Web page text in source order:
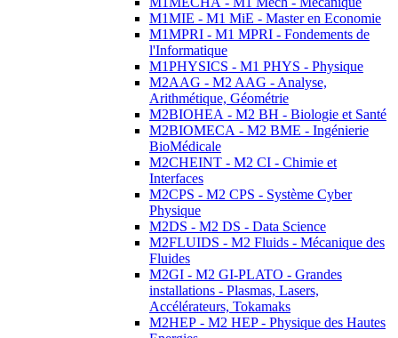
M1MIE - M1 MiE - Master en Economie
M1MPRI - M1 MPRI - Fondements de
l'Informatique
M1PHYSICS - M1 PHYS - Physique
M2AAG - M2 AAG - Analyse,
Arithmétique, Géométrie
M2BIOHEA - M2 BH - Biologie et Santé
M2BIOMECA - M2 BME - Ingénierie
BioMédicale
M2CHEINT - M2 CI - Chimie et
Interfaces
M2CPS - M2 CPS - Système Cyber
Physique
M2DS - M2 DS - Data Science
M2FLUIDS - M2 Fluids - Mécanique des
Fluides
M2GI - M2 GI-PLATO - Grandes
installations - Plasmas, Lasers,
Accélérateurs, Tokamaks
M2HEP - M2 HEP - Physique des Hautes